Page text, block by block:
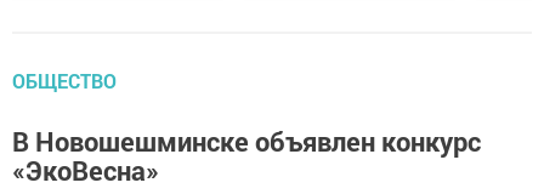
ОБЩЕСТВО
В Новошешминске объявлен конкурс
«ЭкоВесна»